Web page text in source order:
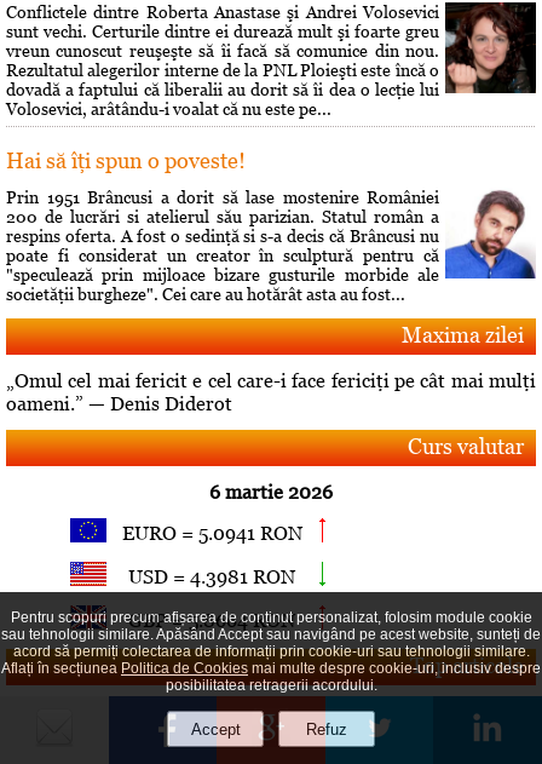
Conflictele dintre Roberta Anastase şi Andrei Volosevici
sunt vechi. Certurile dintre ei durează mult şi foarte greu
vreun cunoscut reuşeşte să îi facă să comunice din nou.
Rezultatul alegerilor interne de la PNL Ploieşti este încă o
dovadă a faptului că liberalii au dorit să îi dea o lecţie lui
Volosevici, arâtându-i voalat că nu este pe...
Hai să îţi spun o poveste!
Prin 1951 Brâncusi a dorit să lase mostenire României
200 de lucrări si atelierul său parizian. Statul român a
respins oferta. A fost o sedinţă si s-a decis că Brâncusi nu
poate fi considerat un creator în sculptură pentru că
"speculează prin mijloace bizare gusturile morbide ale
societăţii burgheze". Cei care au hotărât asta au fost...
Maxima zilei
„Omul cel mai fericit e cel care-i face fericiţi pe cât mai mulţi
oameni.” — Denis Diderot
Curs valutar
6 martie 2026
EURO = 5.0941 RON
USD = 4.3981 RON
GBP = 5.8664 RON
Top articole
Comandament de lucru la Guvern pe tema aprovizionării cu
combustibil a pieţei interne
Pentru scopuri precum afișarea de conținut personalizat, folosim module cookie
sau tehnologii similare. Apăsând Accept sau navigând pe acest website, sunteți de
acord să permiți colectarea de informații prin cookie-uri sau tehnologii similare.
Aflați în secțiunea Politica de Cookies mai multe despre cookie-uri, inclusiv despre
posibilitatea retragerii acordului.